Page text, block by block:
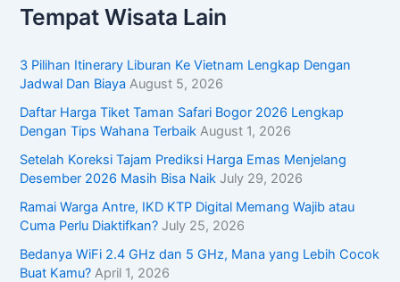
Tempat Wisata Lain
3 Pilihan Itinerary Liburan Ke Vietnam Lengkap Dengan
Jadwal Dan Biaya August 5, 2026
Daftar Harga Tiket Taman Safari Bogor 2026 Lengkap
Dengan Tips Wahana Terbaik August 1, 2026
Setelah Koreksi Tajam Prediksi Harga Emas Menjelang
Desember 2026 Masih Bisa Naik July 29, 2026
Ramai Warga Antre, IKD KTP Digital Memang Wajib atau
Cuma Perlu Diaktifkan? July 25, 2026
Bedanya WiFi 2.4 GHz dan 5 GHz, Mana yang Lebih Cocok
Buat Kamu? April 1, 2026